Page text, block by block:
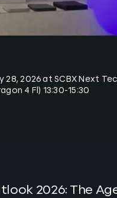
28, 2026 at SCBX Next
4 Fl) 13:30-15:30
2026: The